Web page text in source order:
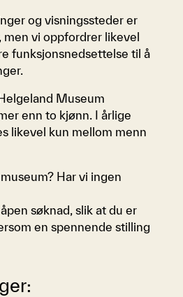
og visningssteder er
vi oppfordrer likevel
funksjonsnedsettelse til å
Museum
enn to kjønn. I årlige
likevel kun mellom menn
Har vi ingen
søknad, slik at du er
en spennende stilling